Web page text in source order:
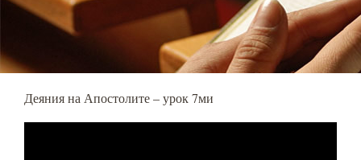
Деяния на Апостолите – урок 7ми